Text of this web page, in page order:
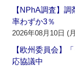
【NPhA調査】
率わずか3％
2026年08月10日 (
【欧州委員会】
応協議中